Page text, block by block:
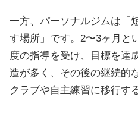
一方、パーソナルジムは「
す場所」です。2〜3ヶ月と
度の指導を受け、目標を達
造が多く、その後の継続的
クラブや自主練習に移行す